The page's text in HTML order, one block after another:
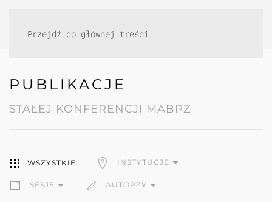
Przejdź do głównej treści
PUBLIKACJE
STAŁEJ KONFERENCJI MABPZ
WSZYSTKIE: INSTYTUCJE
SESJE AUTORZY